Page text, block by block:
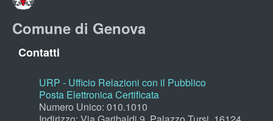
Comune di Genova
Contatti
URP - Ufficio Relazioni con il Pubblico
Posta Elettronica Certificata
Numero Unico: 010.1010